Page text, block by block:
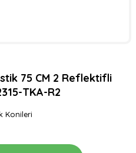
75 CM 2 Reflektifli
TKA-R2
Konileri